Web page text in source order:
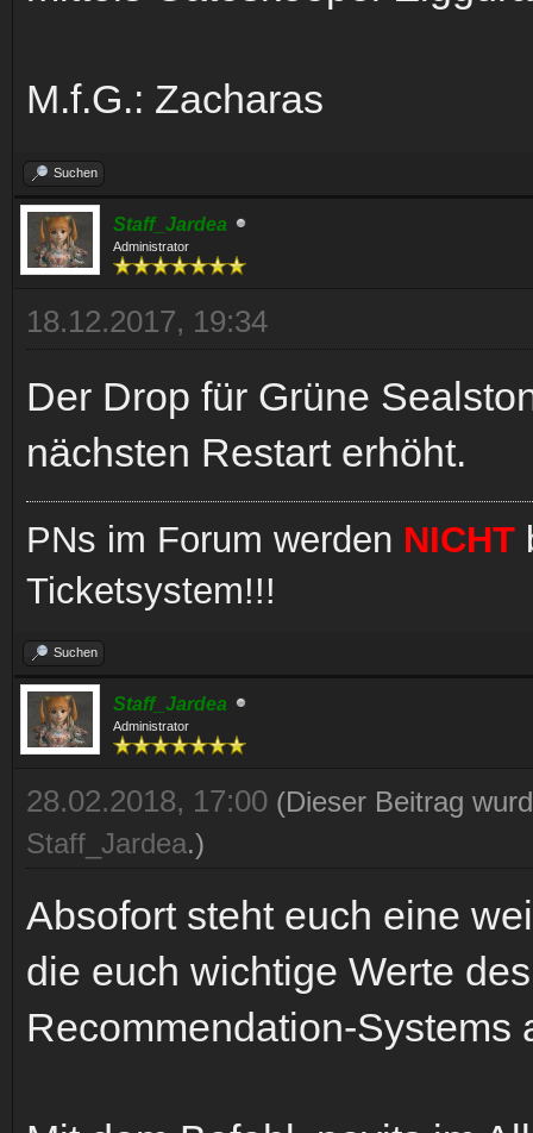
M.f.G.: Zacharas
Suchen
Staff_Jardea
Administrator
18.12.2017, 19:34
Der Drop für Grüne
nächsten Restart erhöht.
PNs im Forum werden NICHT
Ticketsystem!!!
Suchen
Staff_Jardea
Administrator
28.02.2018, 17:00 (Dieser Beitrag
Staff_Jardea.)
Absofort steht euch eine
die euch wichtige Werte
Recommendation-Systems